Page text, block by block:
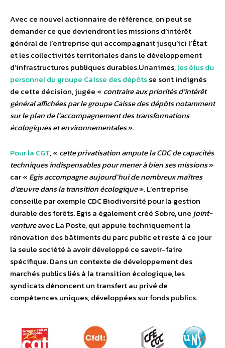
Avec ce nouvel actionnaire de référence, on peut se
demander ce que deviendront les missions d’intérêt
général de l’entreprise qui accompagnait jusqu’ici l’État
et les collectivités territoriales dans le développement
d’infrastructures publiques durables.Unanimes,les élus du
personnel du groupe Caisse des dépôtsse sont indignés
de cette décision, jugée « contraire aux priorités d’intérêt
général affichées par le groupe Caisse des dépôts notamment
sur le plan de l’accompagnement des transformations
écologiques et environnementales».
Pour la CGT, « cette privatisation ampute la CDC de capacités
techniques indispensables pour mener à bien ses missions»
car « Egis accompagne aujourd’hui de nombreux maîtres
d’œuvre dans la transition écologique». L’entreprise
conseille par exemple CDC Biodiversité pour la gestion
durable des forêts. Egis a également créé Sobre, une joint-
ventureavec La Poste, qui appuie techniquement la
rénovation des bâtiments du parc public et reste à ce jour
la seule société à avoir développé ce savoir-faire
spécifique. Dans un contexte de développement des
marchés publics liés à la transition écologique, les
syndicats dénoncent un transfert au privé de
compétences uniques, développées sur fonds publics.